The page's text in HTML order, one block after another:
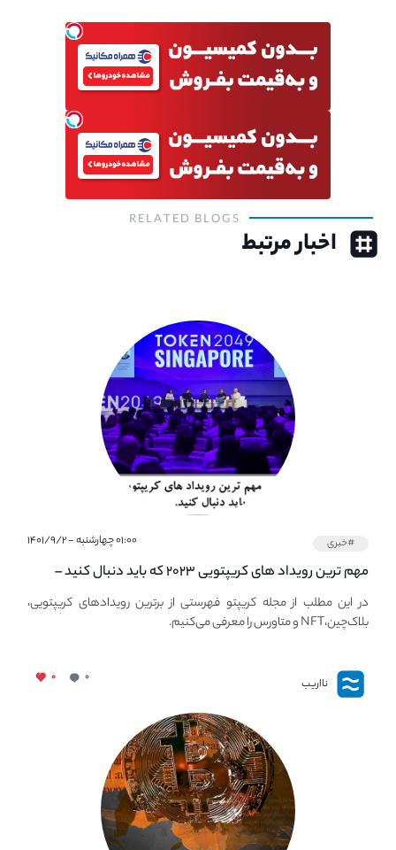
RELATED BLOGS
اخبار مرتبط
#خبری ۰۱:۰۰ چهارشنبه - ۱۴۰۱/۹/۲
مهم ترین رویداد های کریپتویی ۲۰۲۳ که باید دنبال کنید –
معرفی بهترین رویداد های جهانی
در این مطلب از مجله کریپتو فهرستی از برترین رویدادهای کریپتویی،
بلاک‌چین،NFT و متاورس را معرفی می‌کنیم.
نااریب ۰ ۰